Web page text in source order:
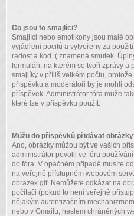
Co jsou to smajlíci?
Smajlíci nebo emotikony jsou malé
vyjádření pocitů a vytvořeny za
radost a kód :( znamená smutek.
formuláři, na kterém se tvoří zprávy a
smajlíky v příliš velkém počtu,
příspěvku a moderátoři by je mohli
příspěvek. Administrátor fóra může
které lze v příspěvku použít.
Můžu do příspěvků přidávat
Ano, obrázky můžou být ve vašich
administrátor povolil ve fóru
do fóra. V opačném případě musíte
na veřejně přístupném webovém
obrazek.gif. Nemůžete odkázat na
počítači (pokud to není veřejně
nějakým autentizačním
nebo v Gmailu, heslem chráněných